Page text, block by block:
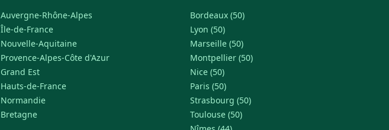
Auvergne-Rhône-Alpes
Île-de-France
Nouvelle-Aquitaine
Provence-Alpes-Côte d'Azur
Grand Est
Hauts-de-France
Normandie
Bretagne
Bordeaux (50)
Lyon (50)
Marseille (50)
Montpellier (50)
Nice (50)
Paris (50)
Strasbourg (50)
Toulouse (50)